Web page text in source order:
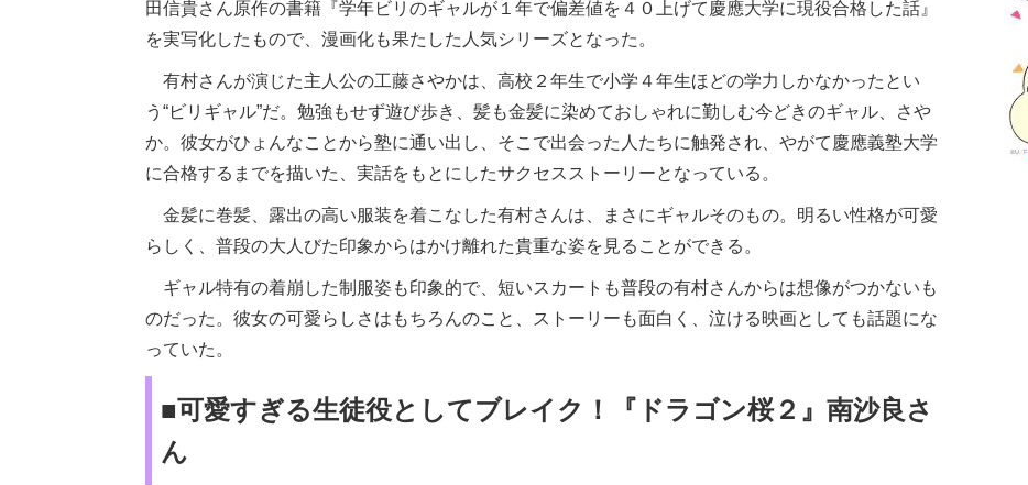
田信貴さん原作の書籍『学年ビリのギャルが１年で偏差値を４０上げて慶應大学に現役合格した話』
を実写化したもので、漫画化も果たした人気シリーズとなった。
有村さんが演じた主人公の工藤さやかは、高校２年生で小学４年生ほどの学力しかなかったとい
う“ビリギャル”だ。勉強もせず遊び歩き、髪も金髪に染めておしゃれに勤しむ今どきのギャル、さや
か。彼女がひょんなことから塾に通い出し、そこで出会った人たちに触発され、やがて慶應義塾大学
に合格するまでを描いた、実話をもとにしたサクセスストーリーとなっている。
金髪に巻髪、露出の高い服装を着こなした有村さんは、まさにギャルそのもの。明るい性格が可愛
らしく、普段の大人びた印象からはかけ離れた貴重な姿を見ることができる。
ギャル特有の着崩した制服姿も印象的で、短いスカートも普段の有村さんからは想像がつかないも
のだった。彼女の可愛らしさはもちろんのこと、ストーリーも面白く、泣ける映画としても話題にな
っていた。
■可愛すぎる生徒役としてブレイク！『ドラゴン桜２』南沙良さ
ん